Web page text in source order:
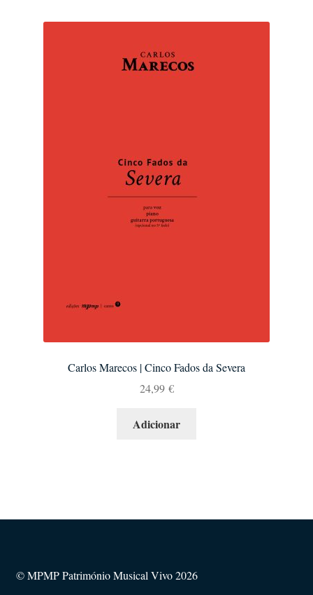
Carlos Marecos | Cinco Fados da Severa
24,99 €
Adicionar
© MPMP Património Musical Vivo 2026